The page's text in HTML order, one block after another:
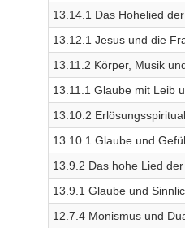
13.14.1 Das Hohelied
13.12.1 Jesus und die
13.11.2 Körper, Musik
13.11.1 Glaube mit Leib
13.10.2
13.10.1 Glaube und
13.9.2 Das hohe Lied
13.9.1 Glaube und
12.7.4 Monismus und